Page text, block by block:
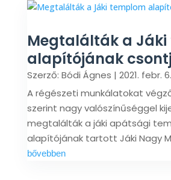
Megtalálták a
alapítójának
Szerző: Bódi Ágnes | 2021. febr. 6.
A régészeti munkálatokat
szerint nagy valószínűséggel
megtalálták a jáki apátsági
alapítójának tartott Jáki Nagy
bővebben